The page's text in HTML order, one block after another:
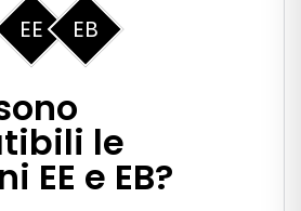
EE EB
le
EE e EB?